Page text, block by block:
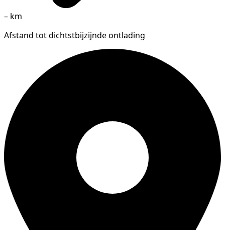
– km
Afstand tot dichtstbijzijnde ontlading